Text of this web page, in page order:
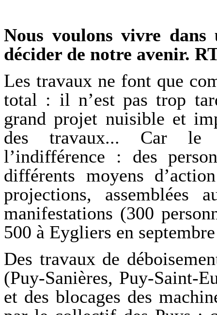
Nous voulons vivre dans
décider de notre avenir.
Les travaux ne font que
total : il n’est pas trop
grand projet nuisible et
des travaux... Car le
l’indifférence : des
différents moyens
projections, assemblées
manifestations (300
500 à Eygliers en
Des travaux de
(Puy-Sanières, Puy-Saint-
et des blocages des